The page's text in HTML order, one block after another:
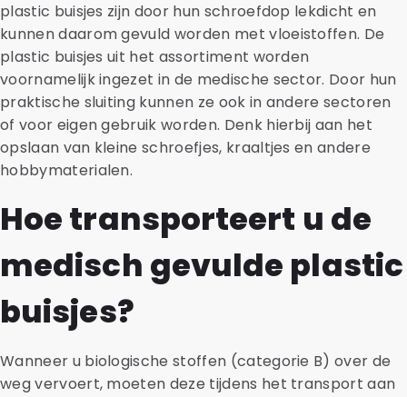
plastic buisjes zijn door hun schroefdop lekdicht en
kunnen daarom gevuld worden met vloeistoffen. De
plastic buisjes uit het assortiment worden
voornamelijk ingezet in de medische sector. Door hun
praktische sluiting kunnen ze ook in andere sectoren
of voor eigen gebruik worden. Denk hierbij aan het
opslaan van kleine schroefjes, kraaltjes en andere
hobbymaterialen.
Hoe transporteert u de
medisch gevulde plastic
buisjes?
Wanneer u biologische stoffen (categorie B) over de
weg vervoert, moeten deze tijdens het transport aan